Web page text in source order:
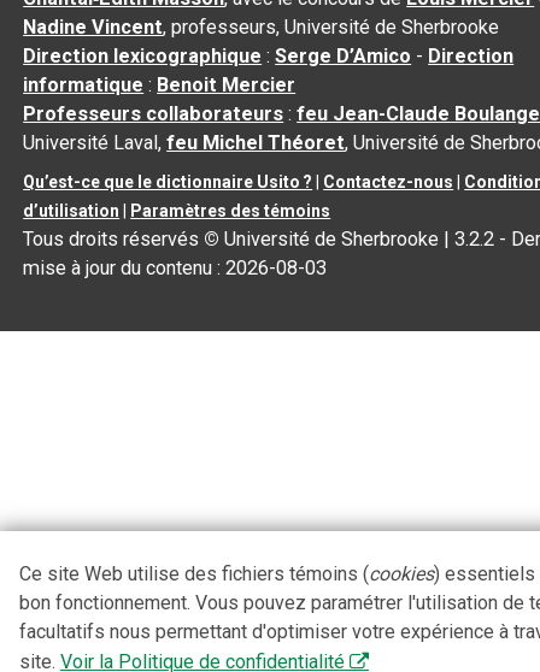
Nadine Vincent, professeurs, Université de Sherbrooke
Direction lexicographique :Serge D’Amico - Direction
informatique : Benoit Mercier
Professeurs collaborateurs :feu Jean-Claude
Université Laval,feu Michel Théoret, Université de
Qu’est-ce que le dictionnaire Usito ? Contactez-nous
d’utilisation
Paramètres des témoins
Tous droits réservés © Université de Sherbrooke |3.2.2 -
mise à jour du contenu :2026-08-03
Ce site Web utilise des fichiers témoins (cookies) essentiels
bon fonctionnement. Vous pouvez paramétrer l'utilisation de
facultatifs nous permettant d'optimiser votre expérience à
site. Voir la Politique de confidentialité